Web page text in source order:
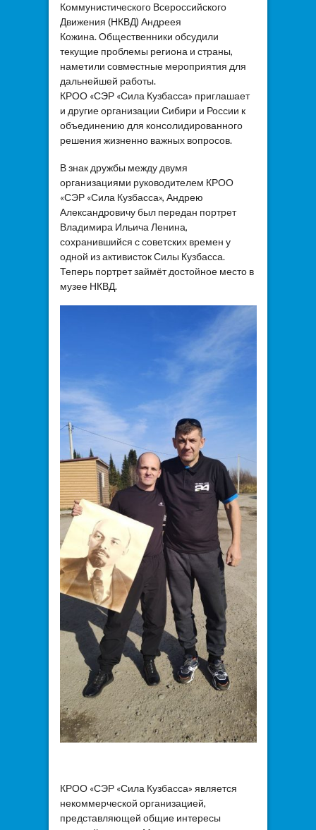
Коммунистического Всероссийского
Движения (НКВД) Андреея
Кожина. Общественники обсудили
текущие проблемы региона​ и страны,
наметили совместные мероприятия для
дальнейшей работы.
КРОО «СЭР «Сила Кузбасса» приглашает
и другие организации Сибири и России к
объединению для консолидированного
решения жизненно важных вопросов.
В знак дружбы между двумя
организациями руководителем КРОО
«СЭР «Сила Кузбасса», Андрею
Александровичу был передан портрет
Владимира Ильича Ленина,
сохранившийся с советских времен у
одной из активисток Силы Кузбасса.
Теперь портрет займёт достойное место в
музее НКВД.
КРОО «СЭР «Сила Кузбасса» является
некоммерческой организацией,
представляющей общие интересы